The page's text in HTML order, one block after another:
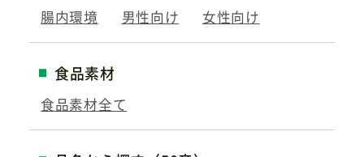
腸内環境
男性向け 女性向け
食品素材
食品素材全て